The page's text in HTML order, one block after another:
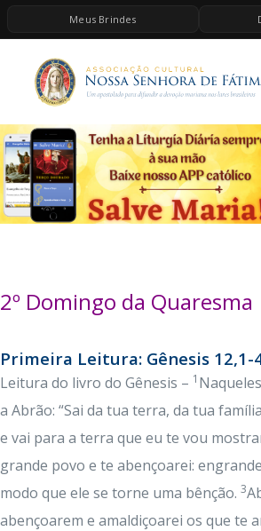
Meus Brindes
HOME
A ASSOCIAÇÃO
CONTEÚDOS DE MARIA
ESPIRITUALIDADE
AS MELHORES MÚSICAS
BRINDES
2º Domingo da Quaresma
Primeira Leitura: Gênesis 12,1-
Leitura do livro do Gênesis – 1
a Abrão: “Sai da tua terra, da tua
e vai para a terra que eu te vou
grande povo e te abençoarei:
modo que ele se torne uma bênção. 3
abençoarem e amaldiçoarei os que te